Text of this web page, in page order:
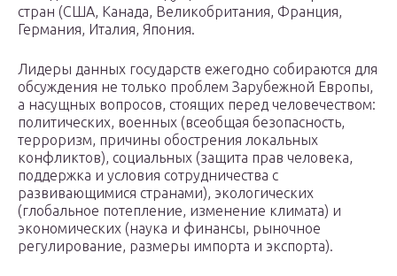
стран (США, Канада, Великобритания, Франция,
Германия, Италия, Япония.
Лидеры данных государств ежегодно собираются для
обсуждения не только проблем Зарубежной Европы,
а насущных вопросов, стоящих перед человечеством:
политических, военных (всеобщая безопасность,
терроризм, причины обострения локальных
конфликтов), социальных (защита прав человека,
поддержка и условия сотрудничества с
развивающимися странами), экологических
(глобальное потепление, изменение климата) и
экономических (наука и финансы, рыночное
регулирование, размеры импорта и экспорта).